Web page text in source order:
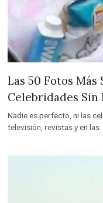
Las 50 Fotos
Celebridades Sin
Nadie es perfecto, ni las
televisión, revistas y en las